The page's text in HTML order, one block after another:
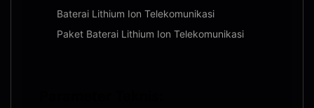
Baterai Lithium Ion Telekomunikasi
Paket Baterai Lithium Ion Telekomunikasi